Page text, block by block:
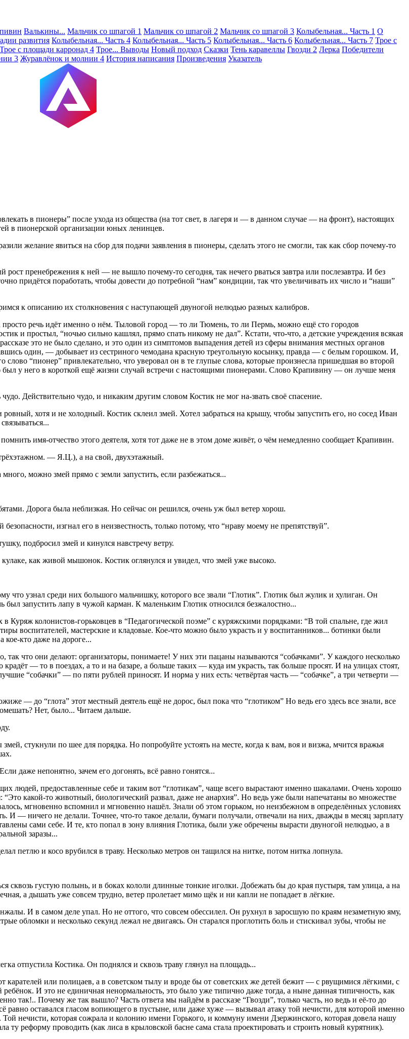
Валькины... Мальчик со шпагой 1 Мальчик со шпагой 2 Мальчик со шпагой 3 Колыбельная... Часть 1 О
развития Колыбельная... Часть 4 Колыбельная... Часть 5 Колыбельная... Часть 6 Колыбельная... Часть 7 Трое с
Трое с площади карронад 4 Трое... Выводы Новый подход Сказки Тень каравеллы Гвозди 2 Лерка Победители
3 Журавлёнок и молнии 4 История написания Произведения Указатель
в пионеры” после ухода из общества (на тот свет, в лагеря и — в данном случае — на фронт), настоящих
в пионерской организации юных ленинцев.
желание явиться на сбор для подачи заявления в пионеры, сделать этого не смогли, так как сбор почему-то
пренебрежения к ней — не вышло почему-то сегодня, так нечего рваться завтра или послезавтра. И без
придётся поработать, чтобы довести до потребной “нам” кондиции, так что увеличивать их число и “наши”
к описанию их столкновения с наступающей двуногой нелюдью разных калибров.
речь идёт именно о нём. Тыловой город — то ли Тюмень, то ли Пермь, можно ещё сто городов
и простыл, “ночью сильно кашлял, прямо спать никому не дал”. Кстати, что-что, а детские учреждения всякая
это не было сделано, и это один из симптомов выпадения детей из сферы внимания местных органов
один, — добывает из сестриного чемодана красную треугольную косынку, правда — с белым горошком. И,
слово “пионер” привлекательно, что уверовал он в те глупые слова, которые произнесла пришедшая во второй
у него в короткой ещё жизни случай встречи с настоящими пионерами. Слово Крапивину — он лучше меня
Действительно чудо, и никаким другим словом Костик не мог на-звать своё спасение.
хотя и не холодный. Костик склеил змей. Хотел забраться на крышу, чтобы запустить его, но сосед Иван
имя-отчество этого деятеля, хотя тот даже не в этом доме живёт, о чём немедленно сообщает Крапивин.
— Я.Ц.), а на свой, двухэтажный.
можно змей прямо с земли запустить, если разбежаться...
Дорога была неблизкая. Но сейчас он решился, очень уж был ветер хорош.
изгнал его в неизвестность, только потому, что “нраву моему не препятствуй”.
подбросил змей и кинулся навстречу ветру.
как живой мышонок. Костик оглянулся и увидел, что змей уже высоко.
что узнал среди них большого мальчишку, которого все звали “Глотик”. Глотик был жулик и хулиган. Он
запустить лапу в чужой карман. К маленьким Глотик относился безжалостно...
Куряж колонистов-горьковцев в “Педагогической поэме” с куряжскими порядками: “В той спальне, где жил
воспитателей, мастерские и кладовые. Кое-что можно было украсть и у воспитанников... ботинки были
кто даже на дороге...
что они делают: организаторы, понимаете! У них эти пацаны называются “собачками”. У каждого несколько
— то в поездах, а то и на базаре, а больше таких — куда им украсть, так больше просят. И на улицах стоят,
“собачки” — по пяти рублей приносят. И норма у них есть: четвёртая часть — “собачке”, а три четверти —
— до “глота” этот местный деятель ещё не дорос, был пока что “глотиком” Но ведь его здесь все знали, все
Нет, было... Читаем дальше.
стукнули по шее для порядка. Но попробуйте устоять на месте, когда к вам, воя и визжа, мчится вражья
даже непонятно, зачем его догонять, всё равно гонятся...
людей, предоставленные себе и таким вот “глотикам”, чаще всего вырастают именно шакалами. Очень хорошо
какой-то животный, биологический развал, даже не анархия”. Но ведь уже были напечатаны во множестве
мгновенно вспомнил и мгновенно нашёл. Знали об этом горьком, но неизбежном в определённых условиях
И — ничего не делали. Точнее, что-то такое делали, бумаги получали, отвечали на них, дважды в месяц зарплату
сами себе. И те, кто попал в зону влияния Глотика, были уже обречены вырасти двуногой нелюдью, а в
заразы...
петлю и косо врубился в траву. Несколько метров он тащился на нитке, потом нитка лопнула.
сквозь густую полынь, и в боках кололи длинные тонкие иголки. Добежать бы до края пустыря, там улица, а на
а дышать уже совсем трудно, ветер пролетает мимо щёк и ни капли не попадает в лёгкие.
И в самом деле упал. Но не оттого, что совсем обессилел. Он рухнул в заросшую по краям незаметную яму,
обломки и несколько секунд лежал не двигаясь. Он старался проглотить боль и стискивал зубы, чтобы не
отпустила Костика. Он поднялся и сквозь траву глянул на площадь...
или полицаев, а в советском тылу и вроде бы от советских же детей бежит — с рвущимися лёгкими, с
И это не единичная ненормальность, это было уже типично даже тогда, а ныне данная типичность, как
так!.. Почему же так вышло? Часть ответа мы найдём в рассказе “Гвозди”, только часть, но ведь и её-то до
равно оставался гласом вопиющего в пустыне, или даже хуже — вызывал атаку той нечисти, для которой именно
нечисти, которая сожрала и колонию имени Горького, и коммуну имени Дзержинского, которая довела нашу
ту реформу проводить (как лиса в крыловской басне сама стала проектировать и строить новый курятник).